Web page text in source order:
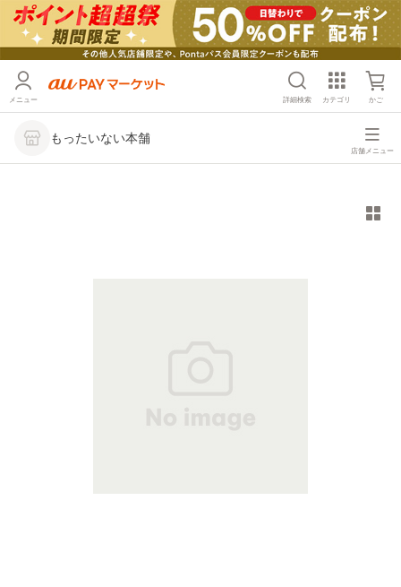
メニュー 詳細検索 カテゴリ かご
もったいない本舗
店舗メニュー